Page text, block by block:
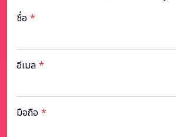
ชื่อ
อีเมล
มือถือ